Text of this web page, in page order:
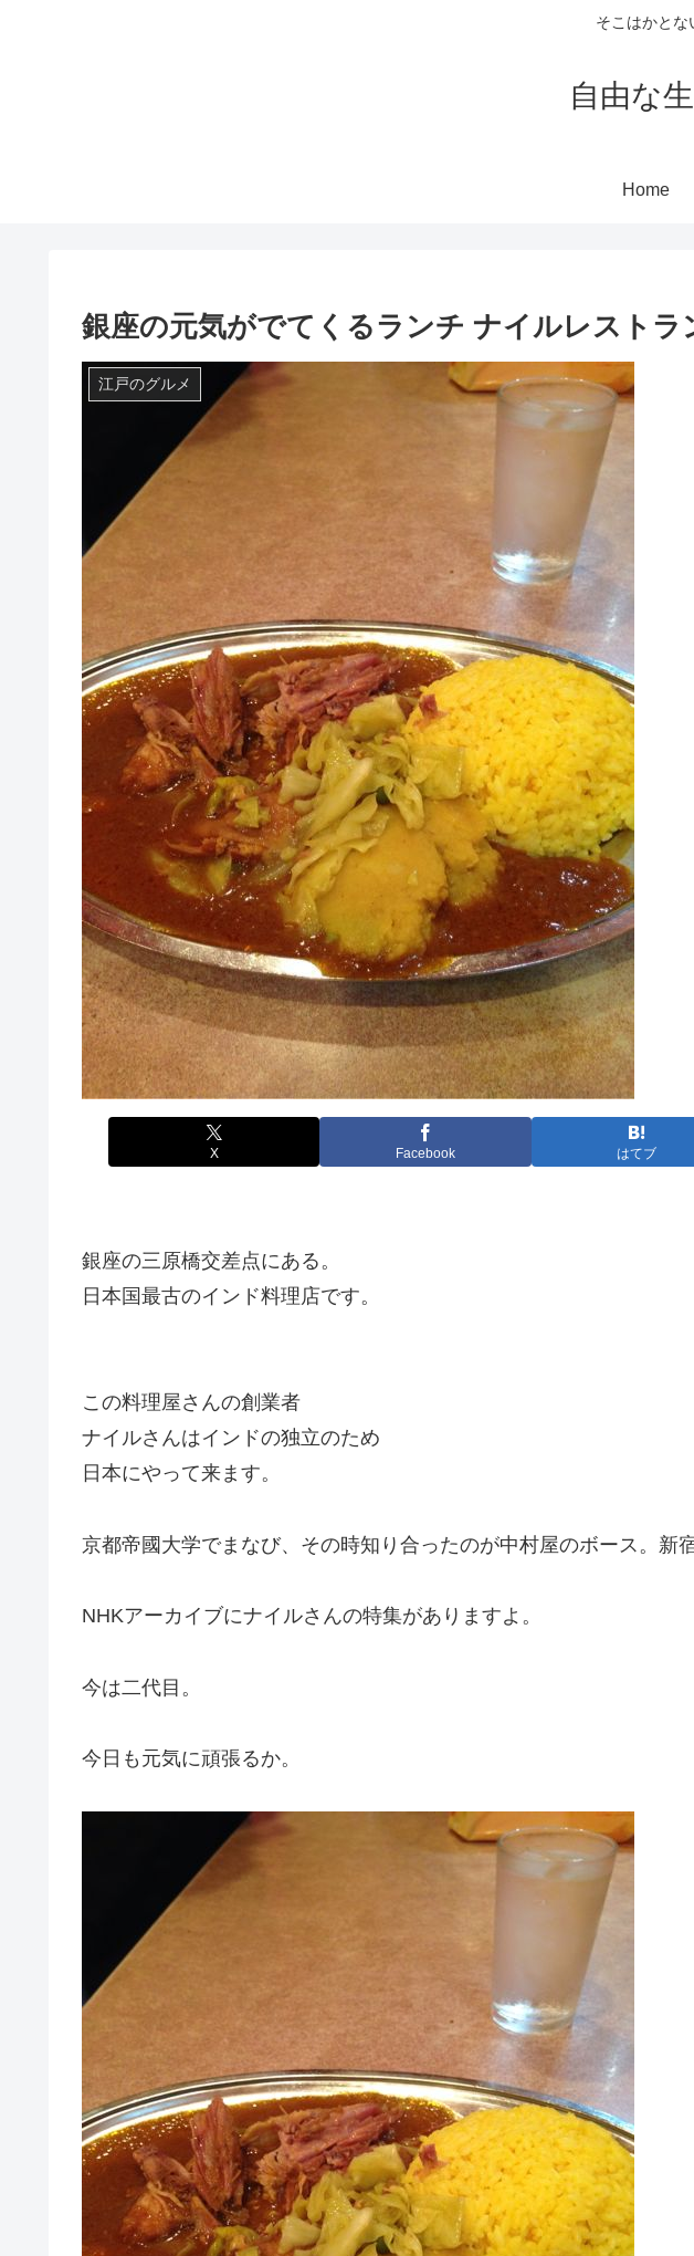
そこはかとな
自由な
Home
銀座の元気がでてくるランチ ナイルレストラ
江戸のグルメ
X Facebook はてブ
銀座の三原橋交差点にある。
日本国最古のインド料理店です。
この料理屋さんの創業者
ナイルさんはインドの独立のため
日本にやって来ます。
京都帝國大学でまなび、その時知り合ったのが中村屋のボース。新
NHKアーカイブにナイルさんの特集がありますよ。
今は二代目。
今日も元気に頑張るか。